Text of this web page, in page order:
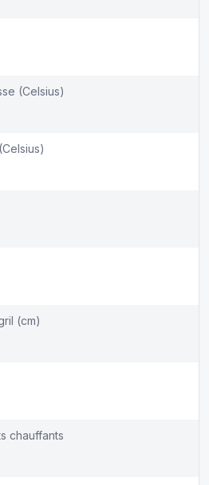
(Celsius)
(cm)
chauffants